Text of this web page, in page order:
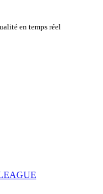
en temps réel